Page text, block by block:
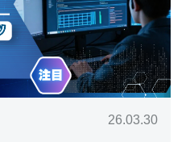
26.03.30